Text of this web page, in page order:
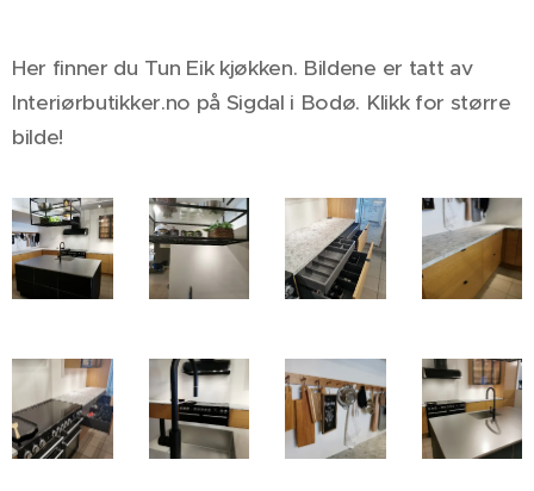
Her finner du Tun Eik kjøkken. Bildene er tatt av
Interiørbutikker.no på Sigdal i Bodø. Klikk for større
bilde!